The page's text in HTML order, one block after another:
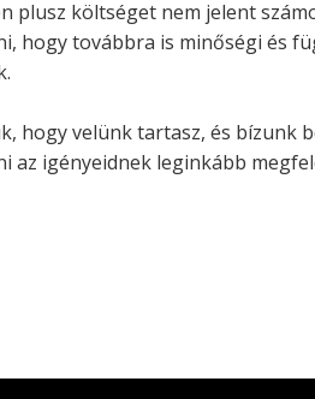
plusz költséget nem jelent
hogy továbbra is minőségi és
hogy velünk tartasz, és bízunk
az igényeidnek leginkább